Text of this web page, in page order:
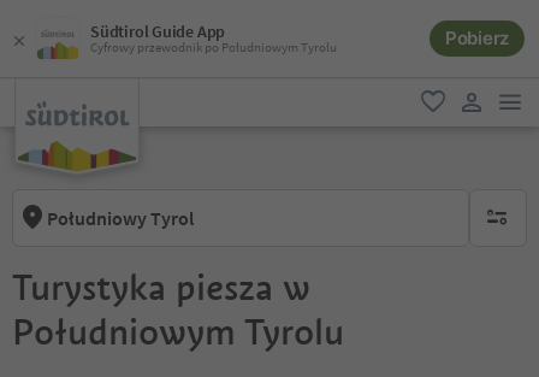
Südtirol Guide App
Cyfrowy przewodnik po Południowym Tyrolu Pobierz
ulubione
Południowy Tyrol brak
Turystyka piesza w
Południowym Tyrolu